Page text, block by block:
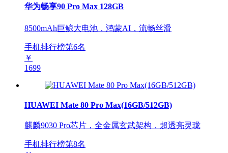
华为畅享90 Pro Max 128GB
8500mAh巨鲸大电池，鸿蒙AI，流畅丝滑
手机排行榜第6名
￥
1699
HUAWEI Mate 80 Pro Max(16GB/512GB)
麒麟9030 Pro芯片，全金属玄武架构，超透亮灵珑
手机排行榜第8名